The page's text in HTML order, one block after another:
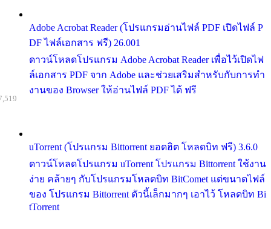
Adobe Acrobat Reader (โปรแกรมอ่านไฟล์ PDF เปิดไฟล์ P
DF ไฟล์เอกสาร ฟรี) 26.001
ดาวน์โหลดโปรแกรม Adobe Acrobat Reader เพื่อไว้เปิดไฟ
ล์เอกสาร PDF จาก Adobe และช่วยเสริมสำหรับกับการทำ
งานของ Browser ให้อ่านไฟล์ PDF ได้ ฟรี
uTorrent (โปรแกรม Bittorrent ยอดฮิต โหลดบิท ฟรี) 3.6.0
ดาวน์โหลดโปรแกรม uTorrent โปรแกรม Bittorrent ใช้งาน
ง่าย คล้ายๆ กับโปรแกรมโหลดบิท BitComet แต่ขนาดไฟล์
ของ โปรแกรม Bittorrent ตัวนี้เล็กมากๆ เอาไว้ โหลดบิท Bi
tTorrent